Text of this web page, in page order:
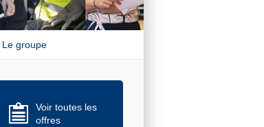
Le groupe
Voir toutes les
offres